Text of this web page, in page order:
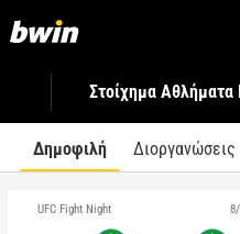
Στοίχημα Αθλήματα
Δημοφιλή Διοργανώσεις
UFC Fight Night